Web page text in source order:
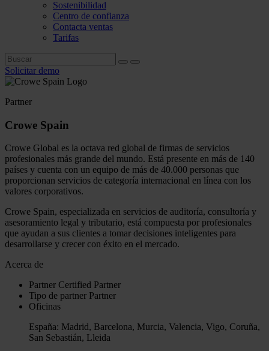
Sostenibilidad
Centro de confianza
Contacta ventas
Tarifas
Solicitar demo
Partner
Crowe Spain
Crowe Global es la octava red global de firmas de servicios
profesionales más grande del mundo. Está presente en más de 140
países y cuenta con un equipo de más de 40.000 personas que
proporcionan servicios de categoría internacional en línea con los
valores corporativos.
Crowe Spain, especializada en servicios de auditoría, consultoría y
asesoramiento legal y tributario, está compuesta por profesionales
que ayudan a sus clientes a tomar decisiones inteligentes para
desarrollarse y crecer con éxito en el mercado.
Acerca de
Partner Certified Partner
Tipo de partner Partner
Oficinas
España: Madrid, Barcelona, Murcia, Valencia, Vigo, Coruña,
San Sebastián, Lleida